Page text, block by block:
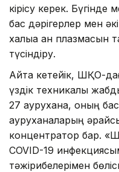
кірісу керек. Бүгінде
бас дәрігерлер мен
халыққа қан
түсіндіру.
Айта кетейік, ШҚО-
үздік техникалық
27 аурухана, оның
ауруханаларың
концентратор бар.
COVID-19
тәжірибелерімен